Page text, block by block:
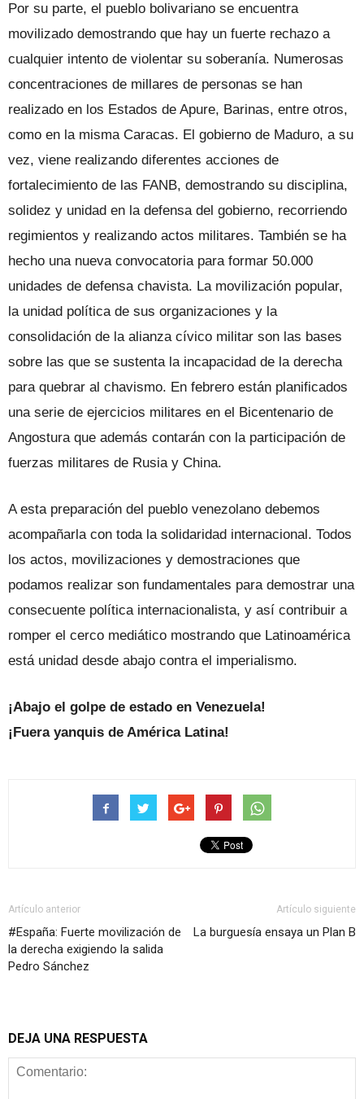
Por su parte, el pueblo bolivariano se encuentra
movilizado demostrando que hay un fuerte rechazo a
cualquier intento de violentar su soberanía. Numerosas
concentraciones de millares de personas se han
realizado en los Estados de Apure, Barinas, entre otros,
como en la misma Caracas. El gobierno de Maduro, a su
vez, viene realizando diferentes acciones de
fortalecimiento de las FANB, demostrando su disciplina,
solidez y unidad en la defensa del gobierno, recorriendo
regimientos y realizando actos militares. También se ha
hecho una nueva convocatoria para formar 50.000
unidades de defensa chavista. La movilización popular,
la unidad política de sus organizaciones y la
consolidación de la alianza cívico militar son las bases
sobre las que se sustenta la incapacidad de la derecha
para quebrar al chavismo. En febrero están planificados
una serie de ejercicios militares en el Bicentenario de
Angostura que además contarán con la participación de
fuerzas militares de Rusia y China.
A esta preparación del pueblo venezolano debemos
acompañarla con toda la solidaridad internacional. Todos
los actos, movilizaciones y demostraciones que
podamos realizar son fundamentales para demostrar una
consecuente política internacionalista, y así contribuir a
romper el cerco mediático mostrando que Latinoamérica
está unidad desde abajo contra el imperialismo.
¡Abajo el golpe de estado en Venezuela!
¡Fuera yanquis de América Latina!
Artículo anterior
#España: Fuerte movilización de
la derecha exigiendo la salida
Pedro Sánchez
Artículo siguiente
La burguesía ensaya un Plan B
DEJA UNA RESPUESTA